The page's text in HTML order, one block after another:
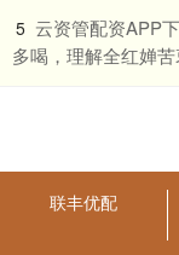
5 云资管配资APP
多喝，理解全红婵苦
联丰优配